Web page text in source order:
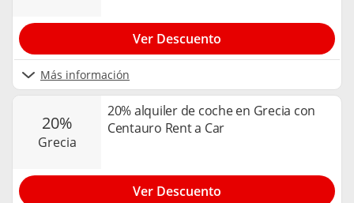
Más información
Ver Descuento
20%
grecia
20% alquiler de coche en Grecia con
Centauro Rent a Car
Ver Descuento